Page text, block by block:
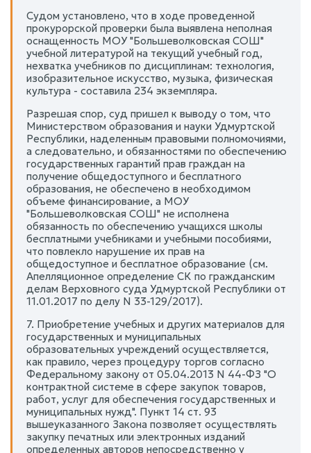
Судом установлено, что в ходе проведенной
прокурорской проверки была выявлена неполная
оснащенность МОУ "Большеволковская СОШ"
учебной литературой на текущий учебный год,
нехватка учебников по дисциплинам: технология,
изобразительное искусство, музыка, физическая
культура - составила 234 экземпляра.
Разрешая спор, суд пришел к выводу о том, что
Министерством образования и науки Удмуртской
Республики, наделенным правовыми полномочиями,
а следовательно, и обязанностями по обеспечению
государственных гарантий прав граждан на
получение общедоступного и бесплатного
образования, не обеспечено в необходимом
объеме финансирование, а МОУ
"Большеволковская СОШ" не исполнена
обязанность по обеспечению учащихся школы
бесплатными учебниками и учебными пособиями,
что повлекло нарушение их прав на
общедоступное и бесплатное образование (см.
Апелляционное определение СК по гражданским
делам Верховного суда Удмуртской Республики от
11.01.2017 по делу N 33-129/2017).
7. Приобретение учебных и других материалов для
государственных и муниципальных
образовательных учреждений осуществляется,
как правило, через процедуру торгов согласно
Федеральному закону от 05.04.2013 N 44-ФЗ "О
контрактной системе в сфере закупок товаров,
работ, услуг для обеспечения государственных и
муниципальных нужд". Пункт 14 ст. 93
вышеуказанного Закона позволяет осуществлять
закупку печатных или электронных изданий
определенных авторов непосредственно у